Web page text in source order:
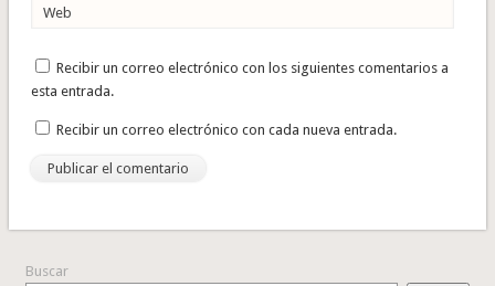
Web
Recibir un correo electrónico con los siguientes comentarios a
esta entrada.
Recibir un correo electrónico con cada nueva entrada.
Buscar